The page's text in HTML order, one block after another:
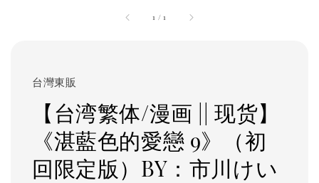
1 /1
台灣東販
【台湾繁体/漫画 || 现货】
《湛藍色的愛戀 9》（初
回限定版）BY：市川けい